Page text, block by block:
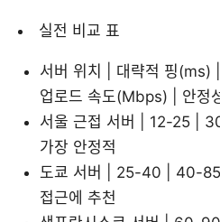
실전 비교 표
서버 위치 | 대략적 핑(ms)
업로드 속도(Mbps) | 안정
서울 근접 서버 | 12-25 |
가장 안정적
도쿄 서버 | 25-40 | 40-
접근에 추천